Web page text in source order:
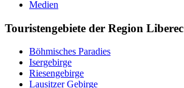
Medien
Touristengebiete der Region Liberec
Böhmisches Paradies
Isergebirge
Riesengebirge
Lausitzer Gebirge